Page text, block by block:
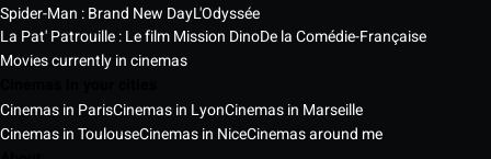
Spider-Man : Brand New DayL'Odyssée
La Pat' Patrouille : Le film Mission DinoDe la Comédie-Française
Movies currently in cinemas
Cinemas in ParisCinemas in LyonCinemas in Marseille
Cinemas in ToulouseCinemas in NiceCinemas around me